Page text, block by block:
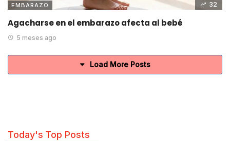
EMBARAZO 32
Agacharse en el embarazo afecta al bebé
5 meses ago
Load More Posts
Today's Top Posts